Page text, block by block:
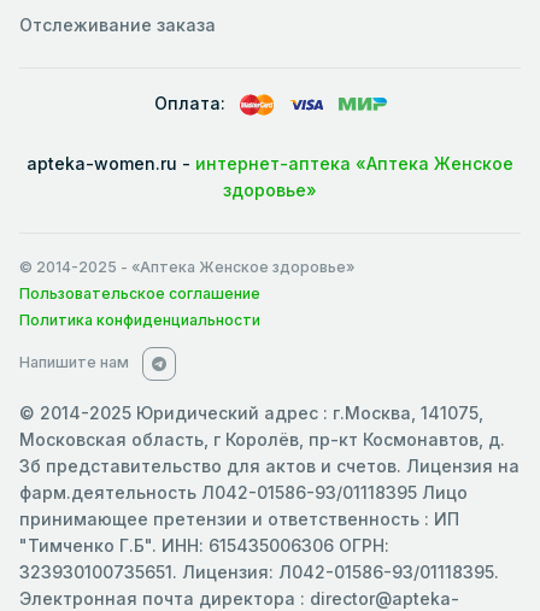
Отслеживание заказа
Оплата:
apteka-women.ru - интернет-аптека «Аптека Женское
здоровье»
© 2014-2025 - «Аптека Женское здоровье»
Пользовательское соглашение
Политика конфиденциальности
Напишите нам
© 2014-2025 Юридический адрес : г.Москва, 141075,
Московская область, г Королёв, пр-кт Космонавтов, д.
3б представительство для актов и счетов. Лицензия на
фарм.деятельность Л042-01586-93/01118395 Лицо
принимающее претензии и ответственность : ИП
"Тимченко Г.Б". ИНН: 615435006306 ОГРН:
323930100735651. Лицензия: Л042-01586-93/01118395.
Электронная почта директора : director@apteka-